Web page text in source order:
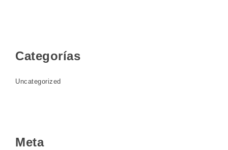
Categorías
Uncategorized
Meta